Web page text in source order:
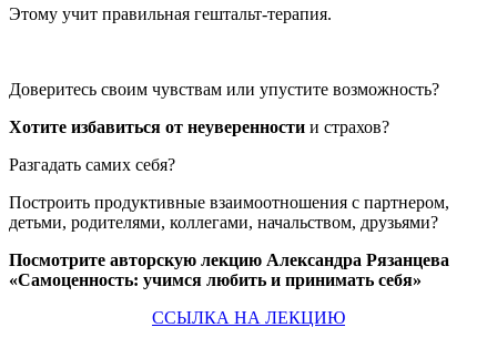
Этому учит правильная гештальт-терапия.
Доверитесь своим чувствам или упустите возможность?
Хотите избавиться от неуверенности и страхов?
Разгадать самих себя?
Построить продуктивные взаимоотношения с партнером,
детьми, родителями, коллегами, начальством, друзьями?
Посмотрите авторскую лекцию Александра Рязанцева
«Самоценность: учимся любить и принимать себя»
ССЫЛКА НА ЛЕКЦИЮ